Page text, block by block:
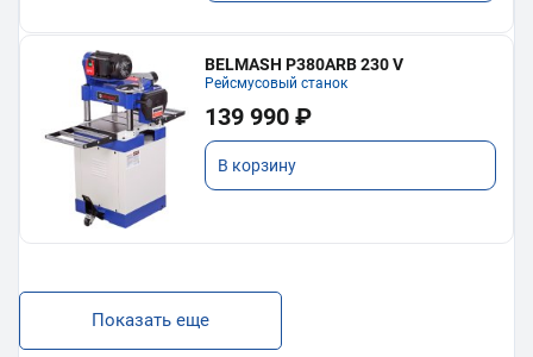
BELMASH P380ARB 230 V
Рейсмусовый станок
139 990 ₽
В корзину
Показать еще